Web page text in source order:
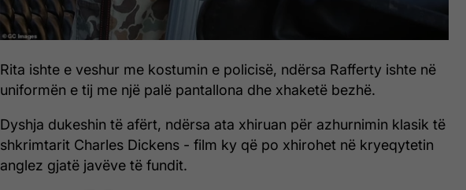
Rita ishte e veshur me kostumin e policisë, ndërsa Rafferty ishte në
uniformën e tij me një palë pantallona dhe xhaketë bezhë.
Dyshja dukeshin të afërt, ndërsa ata xhiruan për azhurnimin klasik të
shkrimtarit Charles Dickens - film ky që po xhirohet në kryeqytetin
anglez gjatë javëve të fundit.